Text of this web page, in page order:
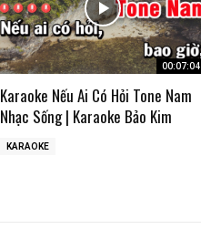
00:07:04
Karaoke Nếu Ai Có Hỏi Tone Nam
Nhạc Sống | Karaoke Bảo Kim
KARAOKE